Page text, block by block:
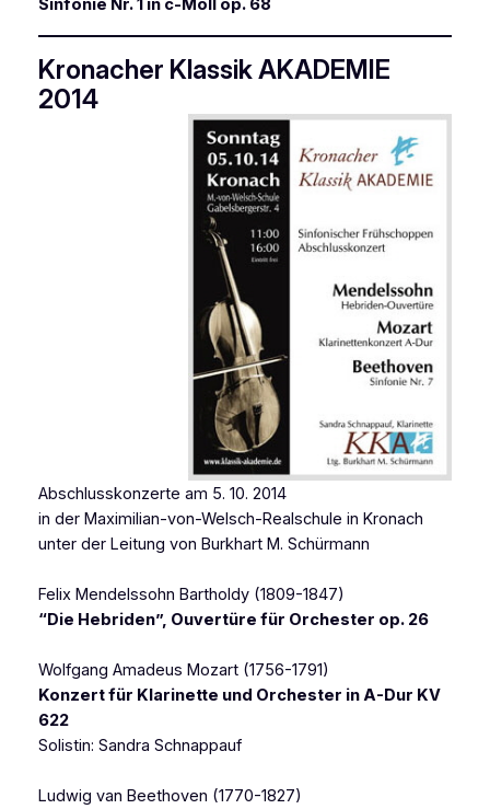
Sinfonie Nr. 1 in c-Moll op. 68
Kronacher Klassik AKADEMIE
2014
Abschlusskonzerte am 5. 10. 2014
in der Maximilian-von-Welsch-Realschule in Kronach
unter der Leitung von Burkhart M. Schürmann
Felix Mendelssohn Bartholdy (1809-1847)
“Die Hebriden”, Ouvertüre für Orchester op. 26
Wolfgang Amadeus Mozart (1756-1791)
Konzert für Klarinette und Orchester in A-Dur KV
622
Solistin: Sandra Schnappauf
Ludwig van Beethoven (1770-1827)